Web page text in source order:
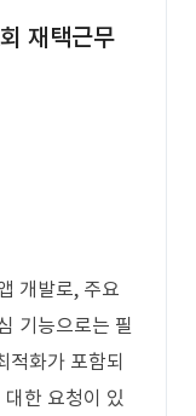
재택근무
개발로, 주요
기능으로는 필
적화가 포함되
한 요청이 있